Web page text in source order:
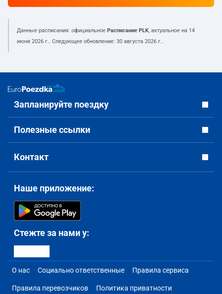
Данные расписания: официальное Расписание PLK, актуальное на 14
июня 2026 г.. Следующее обновление: 30 августа 2026 г..
Запланируйте поездку
Полезные ссылки
Контакт
Наше приложение:
Стежте за нами у:
О нас Социально ответственные Правила сервиса
Правила перевозчиков Политика приватности